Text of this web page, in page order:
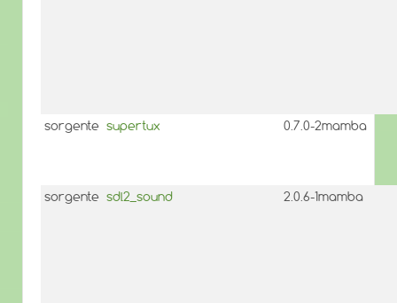
sorgente supertux 0.7.0-2mamba
sorgente sdl2_sound 2.0.6-1mamba